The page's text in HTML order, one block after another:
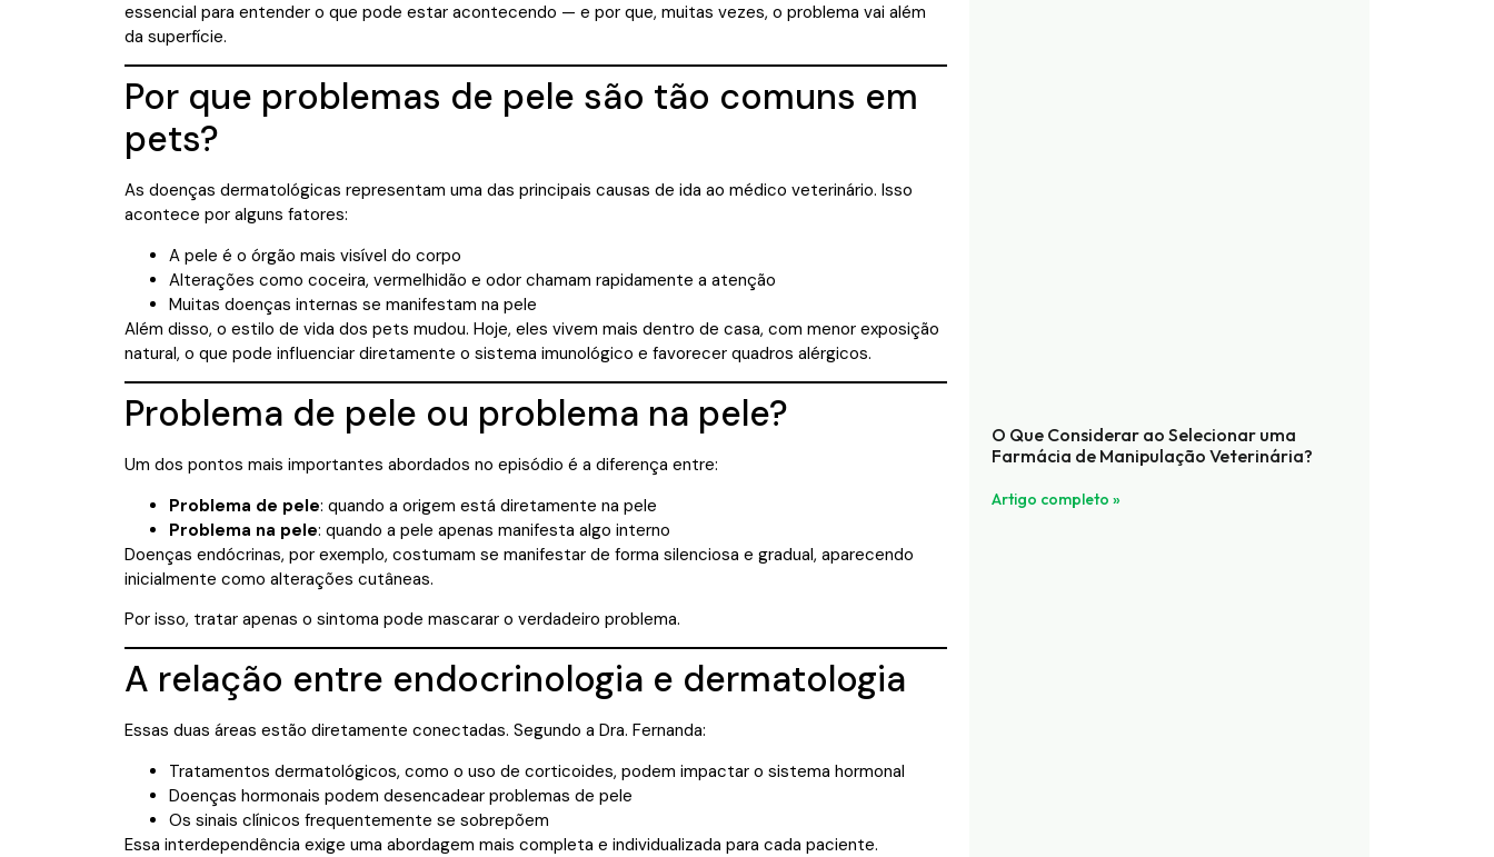
O Que Considerar ao Selecionar uma
Farmácia de Manipulação Veterinária?
Artigo completo »
essencial para entender o que pode estar acontecendo — e por que, muitas vezes, o problema vai além
da superfície.
Por que problemas de pele são tão comuns em
pets?
As doenças dermatológicas representam uma das principais causas de ida ao médico veterinário. Isso
acontece por alguns fatores:
A pele é o órgão mais visível do corpo
Alterações como coceira, vermelhidão e odor chamam rapidamente a atenção
Muitas doenças internas se manifestam na pele
Além disso, o estilo de vida dos pets mudou. Hoje, eles vivem mais dentro de casa, com menor exposição
natural, o que pode influenciar diretamente o sistema imunológico e favorecer quadros alérgicos.
Problema de pele ou problema na pele?
Um dos pontos mais importantes abordados no episódio é a diferença entre:
Problema de pele: quando a origem está diretamente na pele
Problema na pele: quando a pele apenas manifesta algo interno
Doenças endócrinas, por exemplo, costumam se manifestar de forma silenciosa e gradual, aparecendo
inicialmente como alterações cutâneas.
Por isso, tratar apenas o sintoma pode mascarar o verdadeiro problema.
A relação entre endocrinologia e dermatologia
Essas duas áreas estão diretamente conectadas. Segundo a Dra. Fernanda:
Tratamentos dermatológicos, como o uso de corticoides, podem impactar o sistema hormonal
Doenças hormonais podem desencadear problemas de pele
Os sinais clínicos frequentemente se sobrepõem
Essa interdependência exige uma abordagem mais completa e individualizada para cada paciente.